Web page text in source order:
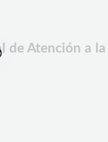
de Atención a